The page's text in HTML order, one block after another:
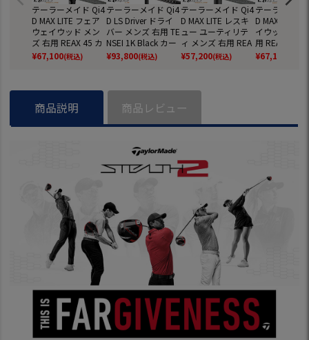
テーラーメイド Qi4
D MAX LITE フェア
ウェイウッド メン
ズ 右用 REAX 45 カ
ーボン 2026年モデ
ル 日本正規品 Tayl
¥67,100(税込)
テーラーメイド Qi4
D LS Driver ドライ
バー メンズ 右用 TE
NSEI 1K Black カー
ボン USA直輸入品 2
026年モデル 並行
¥93,800(税込)
テーラーメイド Qi4
D MAX LITE レスキ
ュー ユーティリテ
ィ メンズ 右用 REA
X 45 カーボン 2026
年モデル 日本正規
¥57,200(税込)
テーラーメイ
D MAX フェア
イウッド メン
用 REAX 55
ン 2026年モ
本正規品
¥67,100
商品説明 商品レビュー